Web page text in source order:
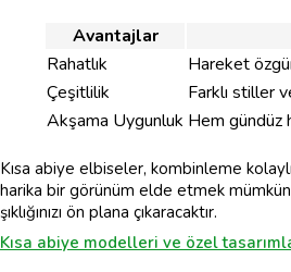
Avantajlar
Rahatlık
Hareket
Çeşitlilik
Farklı stiller
Akşama Uygunluk Hem gündüz
Kısa abiye elbiseler, kombinleme
harika bir görünüm elde etmek
şıklığınızı ön plana çıkaracaktır.
Kısa abiye modelleri ve özel